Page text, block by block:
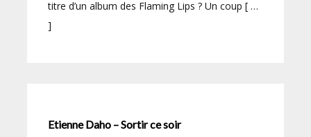
titre d’un album des Flaming Lips ? Un coup [ …
]
Etienne Daho – Sortir ce soir